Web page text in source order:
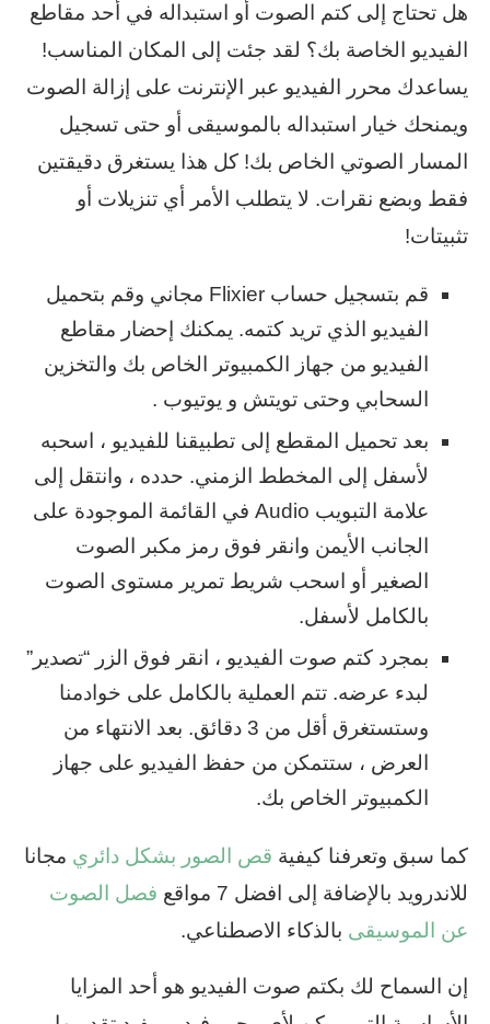
هل تحتاج إلى كتم الصوت أو استبداله في أحد مقاطع
الفيديو الخاصة بك؟ لقد جئت إلى المكان المناسب!
يساعدك محرر الفيديو عبر الإنترنت على إزالة الصوت
ويمنحك خيار استبداله بالموسيقى أو حتى تسجيل
المسار الصوتي الخاص بك! كل هذا يستغرق دقيقتين
فقط وبضع نقرات. لا يتطلب الأمر أي تنزيلات أو
تثبيتات!
قم بتسجيل حساب Flixier مجاني وقم بتحميل
الفيديو الذي تريد كتمه. يمكنك إحضار مقاطع
الفيديو من جهاز الكمبيوتر الخاص بك والتخزين
السحابي وحتى تويتش و يوتيوب .
بعد تحميل المقطع إلى تطبيقنا للفيديو ، اسحبه
لأسفل إلى المخطط الزمني. حدده ، وانتقل إلى
علامة التبويب Audio في القائمة الموجودة على
الجانب الأيمن وانقر فوق رمز مكبر الصوت
الصغير أو اسحب شريط تمرير مستوى الصوت
بالكامل لأسفل.
بمجرد كتم صوت الفيديو ، انقر فوق الزر “تصدير”
لبدء عرضه. تتم العملية بالكامل على خوادمنا
وستستغرق أقل من 3 دقائق. بعد الانتهاء من
العرض ، ستتمكن من حفظ الفيديو على جهاز
الكمبيوتر الخاص بك.
كما سبق وتعرفنا كيفية قص الصور بشكل دائري مجانا
للاندرويد بالإضافة إلى افضل 7 مواقع
فصل الصوت
عن الموسيقى بالذكاء الاصطناعي.
إن السماح لك بكتم صوت الفيديو هو أحد المزايا